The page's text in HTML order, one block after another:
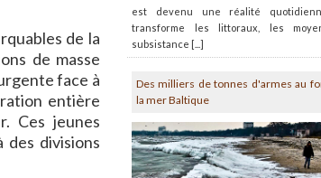
de la
de masse
face à
entière
Ces jeunes
des divisions
est devenu une réalité
transforme les littoraux, les
subsistance [...]
Des milliers de tonnes d'armes au
la mer Baltique